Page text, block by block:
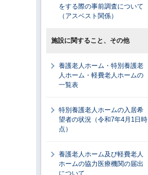
をする際の事前調査について
（アスベスト関係）
施設に関すること、その他
養護老人ホーム・特別養護老
人ホーム・軽費老人ホームの
一覧表
特別養護老人ホームの入居希
望者の状況（令和7年4月1日時
点）
養護老人ホーム及び軽費老人
ホームの協力医療機関の届出
について